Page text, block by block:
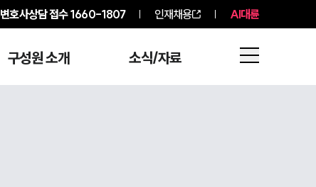
변호사상담 접수1660-1807 인재채용 AI대륜
구성원 소개 소식/자료